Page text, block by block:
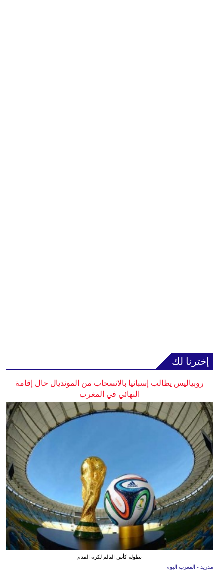
إخترنا لك
روبياليس يطالب إسبانيا بالانسحاب من المونديال حال إقامة
النهائي في المغرب
بطولة كأس العالم لكرة القدم
مدريد - المغرب اليوم